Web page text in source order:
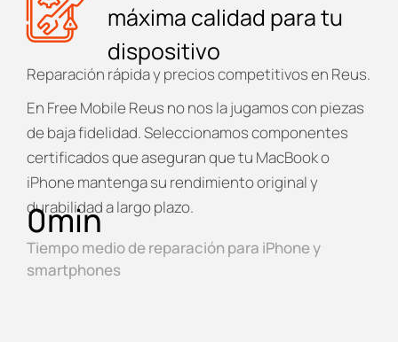
máxima calidad para tu
dispositivo
Reparación rápida y precios competitivos en Reus.
En Free Mobile Reus no nos la jugamos con piezas
de baja fidelidad. Seleccionamos componentes
certificados que aseguran que tu MacBook o
iPhone mantenga su rendimiento original y
durabilidad a largo plazo.
Tiempo medio de reparación para iPhone y
smartphones
0min